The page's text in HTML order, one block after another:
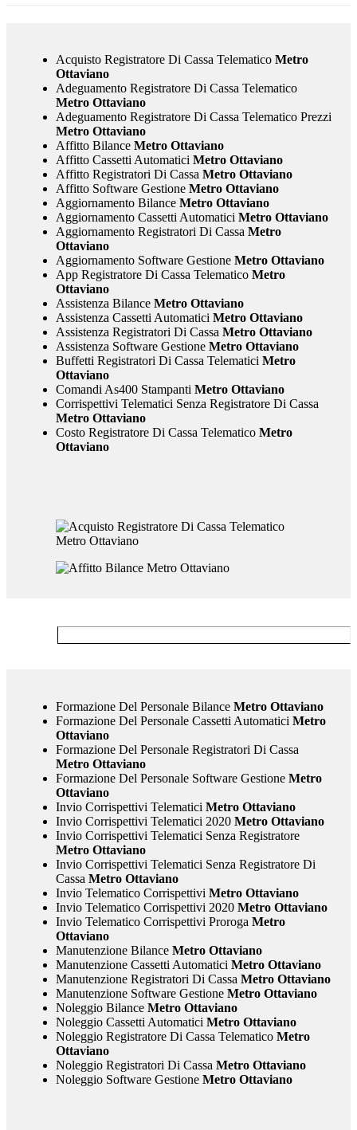
Acquisto Registratore Di Cassa TelematicoMetro
Ottaviano
Adeguamento Registratore Di Cassa Telematico
Metro Ottaviano
Adeguamento Registratore Di Cassa Telematico Prezzi
Metro Ottaviano
Affitto BilanceMetro Ottaviano
Affitto Cassetti Automatici Metro Ottaviano
Affitto Registratori Di Cassa Metro Ottaviano
Affitto Software GestioneMetro Ottaviano
Aggiornamento BilanceMetro Ottaviano
Aggiornamento Cassetti Automatici Metro Ottaviano
Aggiornamento Registratori Di Cassa Metro
Ottaviano
Aggiornamento Software GestioneMetro Ottaviano
App Registratore Di Cassa TelematicoMetro
Ottaviano
Assistenza BilanceMetro Ottaviano
Assistenza Cassetti Automatici Metro Ottaviano
Assistenza Registratori Di Cassa Metro Ottaviano
Assistenza Software GestioneMetro Ottaviano
Buffetti Registratori Di Cassa Telematici Metro
Ottaviano
Comandi As400 Stampanti Metro Ottaviano
Corrispettivi Telematici Senza Registratore Di Cassa
Metro Ottaviano
Costo Registratore Di Cassa TelematicoMetro
Ottaviano
Formazione Del Personale BilanceMetro Ottaviano
Formazione Del Personale Cassetti Automatici Metro
Ottaviano
Formazione Del Personale Registratori Di Cassa
Metro Ottaviano
Formazione Del Personale Software GestioneMetro
Ottaviano
Invio Corrispettivi Telematici Metro Ottaviano
Invio Corrispettivi Telematici 2020Metro Ottaviano
Invio Corrispettivi Telematici Senza Registratore
Metro Ottaviano
Invio Corrispettivi Telematici Senza Registratore Di
Cassa Metro Ottaviano
Invio Telematico Corrispettivi Metro Ottaviano
Invio Telematico Corrispettivi 2020Metro Ottaviano
Invio Telematico Corrispettivi Proroga Metro
Ottaviano
Manutenzione BilanceMetro Ottaviano
Manutenzione Cassetti Automatici Metro Ottaviano
Manutenzione Registratori Di Cassa Metro Ottaviano
Manutenzione Software GestioneMetro Ottaviano
Noleggio BilanceMetro Ottaviano
Noleggio Cassetti Automatici Metro Ottaviano
Noleggio Registratore Di Cassa TelematicoMetro
Ottaviano
Noleggio Registratori Di Cassa Metro Ottaviano
Noleggio Software GestioneMetro Ottaviano